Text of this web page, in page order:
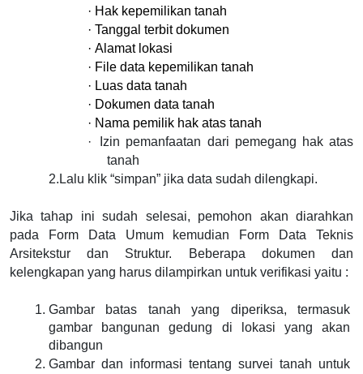
· Hak kepemilikan tanah
· Tanggal terbit dokumen
· Alamat lokasi
· File data kepemilikan tanah
· Luas data tanah
· Dokumen data tanah
· Nama pemilik hak atas tanah
·
Izin pemanfaatan dari pemegang hak atas
tanah
2. Lalu klik “simpan” jika data sudah dilengkapi.
Jika tahap ini sudah selesai, pemohon akan diarahkan
pada Form Data Umum kemudian Form Data Teknis
Arsitekstur dan Struktur. Beberapa dokumen dan
kelengkapan yang harus dilampirkan untuk verifikasi yaitu :
Gambar batas tanah yang diperiksa, termasuk
gambar bangunan gedung di lokasi yang akan
dibangun
Gambar dan informasi tentang survei tanah untuk